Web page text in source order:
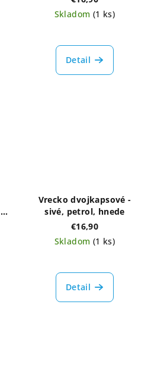
Skladom (1 ks)
Detail
Vrecko dvojkapsové -
sivé, petrol, hnede
€16,90
Skladom (1 ks)
Detail